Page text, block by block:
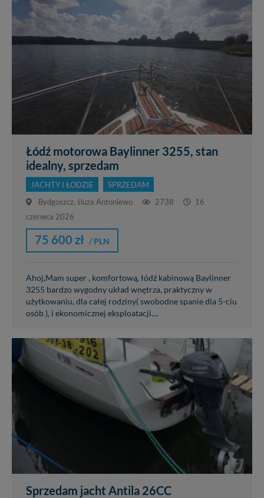
Łódź motorowa Baylinner 3255, stan
idealny, sprzedam
JACHTY I ŁODZIE
SPRZEDAM
Bydgoszcz, śluza Antoniewo
2738
16
czerwca 2026
75 600 zł / PLN
Ahoj,Mam super , komfortową, łódź kabinową Baylinner
3255 bardzo wygodny układ wnętrza, praktyczny w
użytkowaniu, dla całej rodziny( swobodne spanie dla 5-ciu
osób ), i ekonomicznej eksploatacji....
Sprzedam jacht Antila 26CC